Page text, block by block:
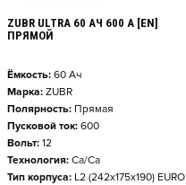
ZUBR ULTRA 60 АЧ 600 А [EN]
ПРЯМОЙ
Ёмкость: 60Ач
Марка: ZUBR
Полярность: Прямая
Пусковой ток: 600
Вольт: 12
Технология: Ca/Ca
Тип корпуса: L2 (242x175x190) EURO